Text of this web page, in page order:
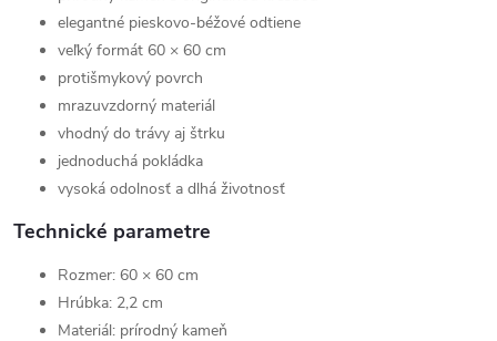
elegantné pieskovo-béžové odtiene
veľký formát 60 × 60 cm
protišmykový povrch
mrazuvzdorný materiál
vhodný do trávy aj štrku
jednoduchá pokládka
vysoká odolnosť a dlhá životnosť
Technické parametre
Rozmer: 60 × 60 cm
Hrúbka: 2,2 cm
Materiál: prírodný kameň